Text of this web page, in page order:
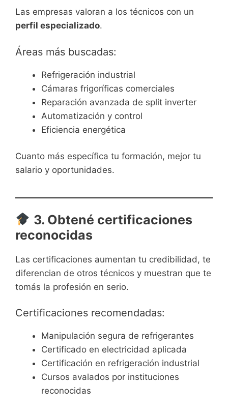
Las empresas valoran a los técnicos con un
perfil especializado.
Áreas más buscadas:
Refrigeración industrial
Cámaras frigoríficas comerciales
Reparación avanzada de split inverter
Automatización y control
Eficiencia energética
Cuanto más específica tu formación, mejor tu
salario y oportunidades.
3. Obtené certificaciones
reconocidas
Las certificaciones aumentan tu credibilidad, te
diferencian de otros técnicos y muestran que te
tomás la profesión en serio.
Certificaciones recomendadas:
Manipulación segura de refrigerantes
Certificado en electricidad aplicada
Certificación en refrigeración industrial
Cursos avalados por instituciones
reconocidas